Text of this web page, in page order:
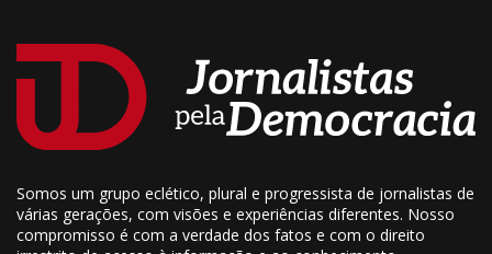
Somos um grupo eclético, plural e progressista de jornalistas de
várias gerações, com visões e experiências diferentes. Nosso
compromisso é com a verdade dos fatos e com o direito